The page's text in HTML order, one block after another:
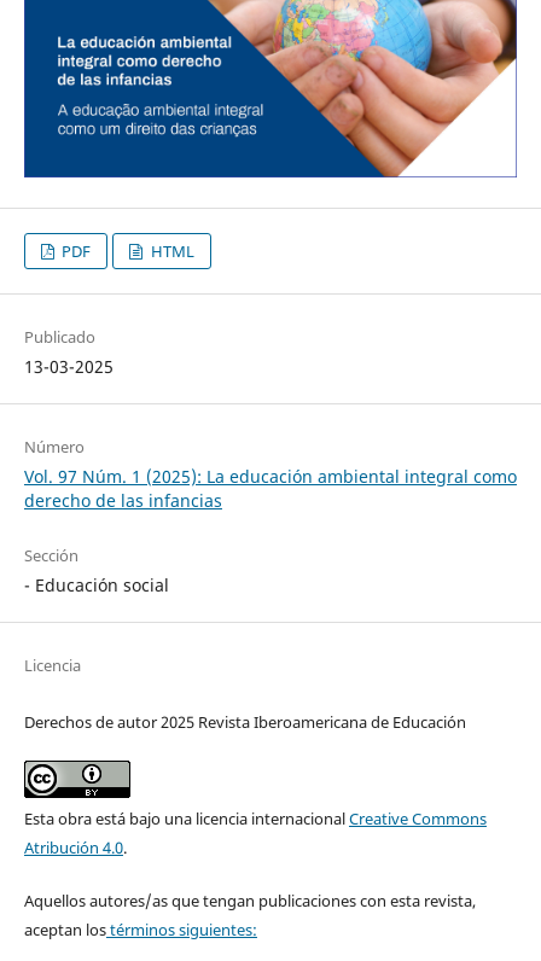
PDF HTML
Publicado
13-03-2025
Número
Vol. 97 Núm. 1 (2025): La educación ambiental integral como
derecho de las infancias
Sección
- Educación social
Licencia
Derechos de autor 2025 Revista Iberoamericana de Educación
Esta obra está bajo una licencia internacionalCreative Commons
Atribución 4.0.
Aquellos autores/as que tengan publicaciones con esta revista,
aceptan lostérminos siguientes: